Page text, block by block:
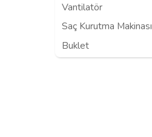
Vantilatör
Saç Kurutma Makinası
Buklet